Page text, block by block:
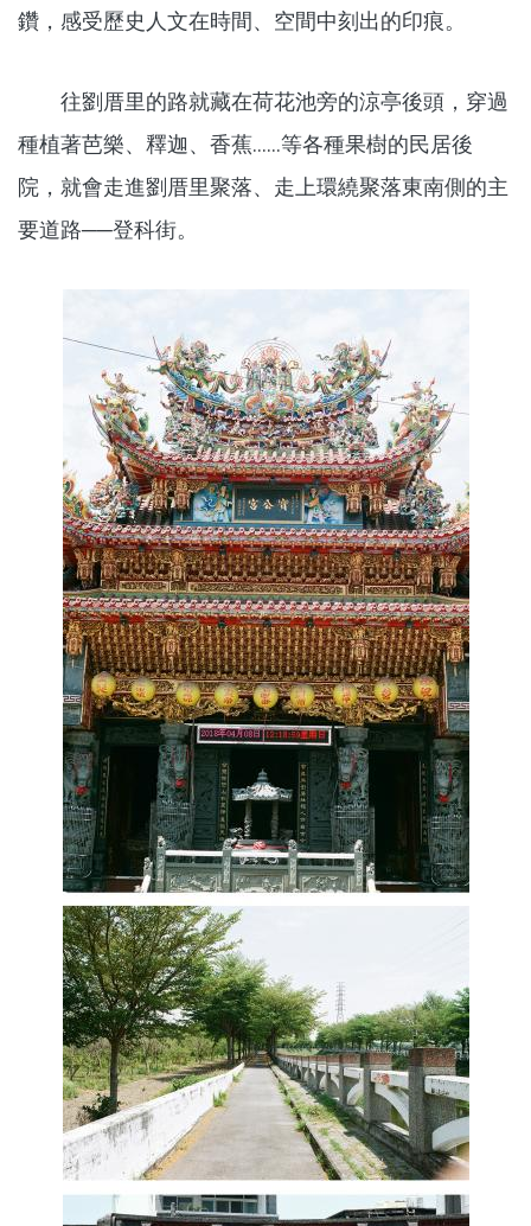
鑽，感受歷史人文在時間、空間中刻出的印痕。
往劉厝里的路就藏在荷花池旁的涼亭後頭，穿過
種植著芭樂、釋迦、香蕉……等各種果樹的民居後
院，就會走進劉厝里聚落、走上環繞聚落東南側的主
要道路──登科街。